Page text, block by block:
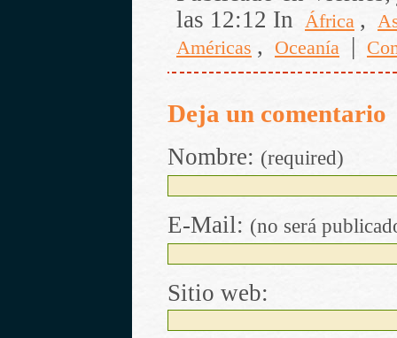
las 12:12 In África ,
Américas , Oceanía |
Deja un comentario
Nombre: (required)
E-Mail: (no será
Sitio web: